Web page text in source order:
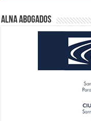
ALNA Abogados